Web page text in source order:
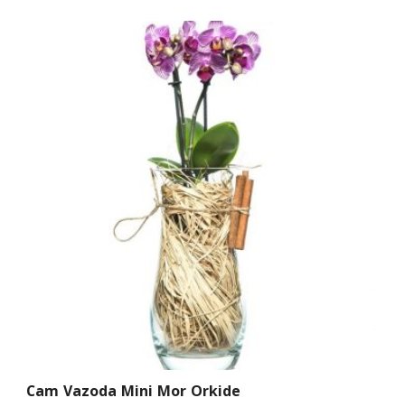
Cam Vazoda Mini Mor Orkide